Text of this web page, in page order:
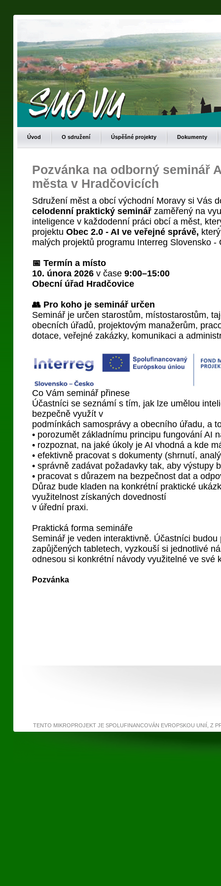
Úvod O sdružení Úspěšné projekty Dokumenty
Pozvánka na odborný seminář
města v Hradčovicích
Sdružení měst a obcí východní Moravy si Vás
celodenní praktický seminář zaměřený na
inteligence v každodenní práci obcí a měst,
projektu Obec 2.0 - AI ve veřejné správě,
malých projektů programu Interreg Slovensko -
📅 Termín a místo
10. února 2026 v čase 9:00–15:00
Obecní úřad Hradčovice
👥 Pro koho je seminář určen
Seminář je určen starostům, místostarostům,
obecních úřadů, projektovým manažerům,
dotace, veřejné zakázky, komunikaci a
Co Vám seminář přinese
Účastníci se seznámí s tím, jak lze umělou
bezpečně využít v
podmínkách samosprávy a obecního úřadu, a
• porozumět základnímu principu fungování AI
• rozpoznat, na jaké úkoly je AI vhodná a kde
• efektivně pracovat s dokumenty (shrnutí,
• správně zadávat požadavky tak, aby výstupy
• pracovat s důrazem na bezpečnost dat a
Důraz bude kladen na konkrétní praktické
využitelnost získaných dovedností
v úřední praxi.
Praktická forma semináře
Seminář je veden interaktivně. Účastníci
zapůjčených tabletech, vyzkouší si jednotlivé
odnesou si konkrétní návody využitelné ve své
Pozvánka
TENTO MIKROPROJEKT JE SPOLUFINANCOVÁN EVROPSKOU UNIÍ, Z